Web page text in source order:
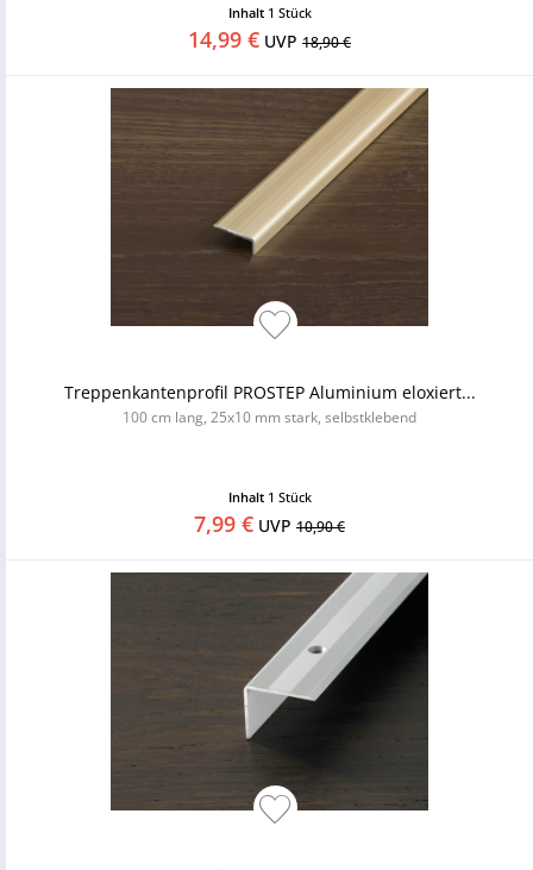
Inhalt 1 Stück
14,99 € UVP 18,90 €
Treppenkantenprofil PROSTEP Aluminium eloxiert...
100 cm lang, 25x10 mm stark, selbstklebend
Inhalt 1 Stück
7,99 € UVP 10,90 €